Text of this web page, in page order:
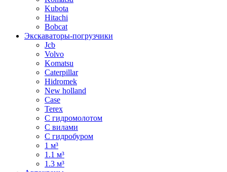
Kubota
Hitachi
Bobcat
Экскаваторы-погрузчики
Jcb
Volvo
Komatsu
Caterpillar
Hidromek
New holland
Case
Terex
С гидромолотом
С вилами
С гидробуром
1 м³
1.1 м³
1.3 м³